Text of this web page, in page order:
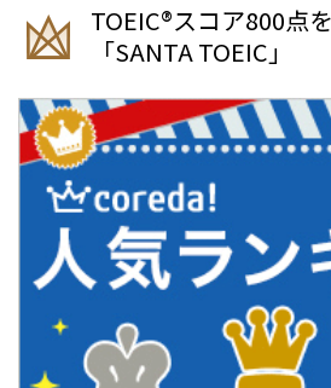
TOEIC®︎スコア800点
「SANTA TOEIC」